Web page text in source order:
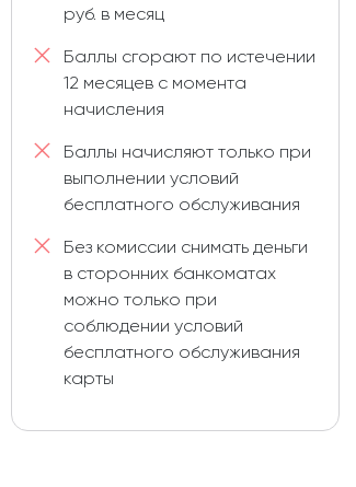
руб. в месяц
Баллы сгорают по истечении
12 месяцев с момента
начисления
Баллы начисляют только при
выполнении условий
бесплатного обслуживания
Без комиссии снимать деньги
в сторонних банкоматах
можно только при
соблюдении условий
бесплатного обслуживания
карты